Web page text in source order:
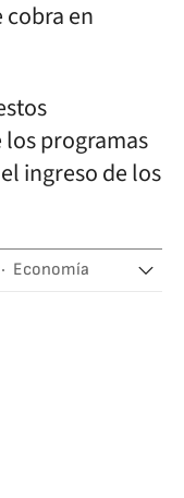
cobra en
programas
ingreso de los
Economía